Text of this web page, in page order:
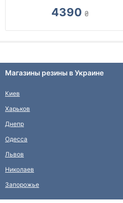
4390 ₴
Магазины резины в Украине
Киев
Харьков
Днепр
Одесса
Львов
Николаев
Запорожье